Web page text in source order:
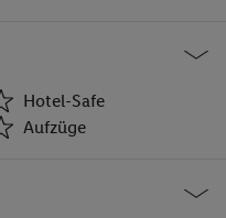
Hotel-Safe
Aufzüge